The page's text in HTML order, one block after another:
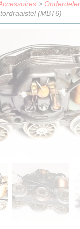
>
(MBT6)